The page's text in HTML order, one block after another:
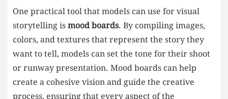
One ​practical tool that models can use for visual
storytelling is mood boards. By compiling images,
colors, and textures that represent the story they
want to tell, models can set⁣ the tone for their shoot
or runway⁣ presentation. Mood boards can help
create a cohesive‌ vision and guide the⁣ creative
process, ensuring that every ⁣aspect of⁤ the